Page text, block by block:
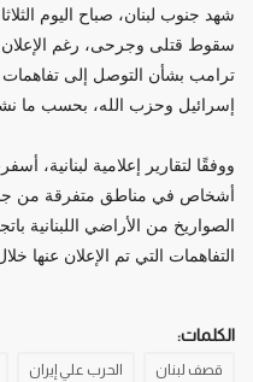
شهد جنوب لبنان، صباح اليوم
سقوط قتلى وجرحى، رغم الإعلان
ترامب بشأن التوصل إلى تفاهمات
إسرائيل وحزب الله، بحسب ما
ووفقًا لتقارير إعلامية لبنانية،
أشخاص في مناطق متفرقة من
الصواريخ من الأراضي
التفاهمات التي تم الإعلان عنها
الكلمات:
قصف لبنان الحرب علي إيران